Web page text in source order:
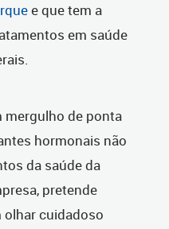
e que tem a
em saúde
mergulho de ponta
hormonais não
da saúde da
pretende
cuidadoso